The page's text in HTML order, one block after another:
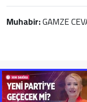
Muhabir:GAMZE